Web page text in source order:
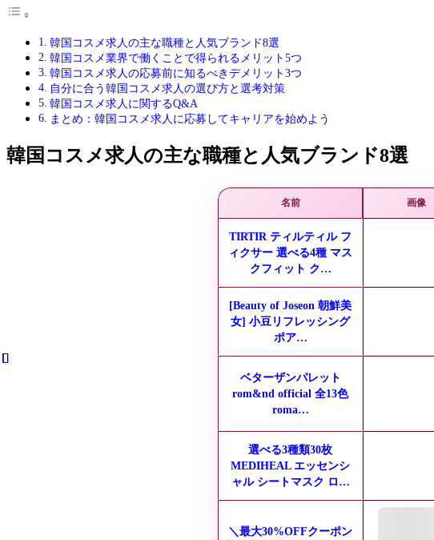
韓国コスメ求人の主な職種と人気ブランド8選
韓国コスメ業界で働くことで得られるメリット5つ
韓国コスメ求人の応募前に知るべきデメリット3つ
自分に合う韓国コスメ求人の選び方と選考対策
韓国コスメ求人に関するQ&A
まとめ：韓国コスメ求人に応募してキャリアを始めよう
韓国コスメ求人の主な職種と人気ブランド8選
名前 画像
TIRTIR ティルティル フ
ィクサー 選べる4種 マス
クフィット ク…
[Beauty of Joseon 朝鮮美
女] 小豆リフレッシング
ポア…
ベターザンパレット
rom&nd official 全13色
roma…
選べる3種類30枚
MEDIHEAL エッセンシ
ャル シートマスク ロ…
＼最大30%OFFクーポン